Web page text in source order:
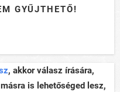
GYŰJTHETŐ!
, akkor válasz írására,
is lehetőséged lesz,